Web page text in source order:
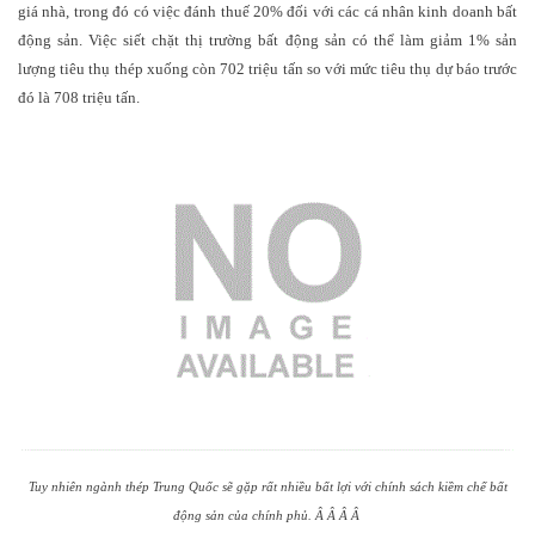
giá nhà, trong đó có việc đánh thuế 20% đối với các cá nhân kinh doanh bất
động sản. Việc siết chặt thị trường bất động sản có thể làm giảm 1% sản
lượng tiêu thụ thép xuống còn 702 triệu tấn so với mức tiêu thụ dự báo trước
đó là 708 triệu tấn.
Tuy nhiên ngành thép Trung Quốc sẽ gặp rất nhiều bất lợi với chính sách kiềm chế bất
động sản của chính phủ. Â Â Â Â